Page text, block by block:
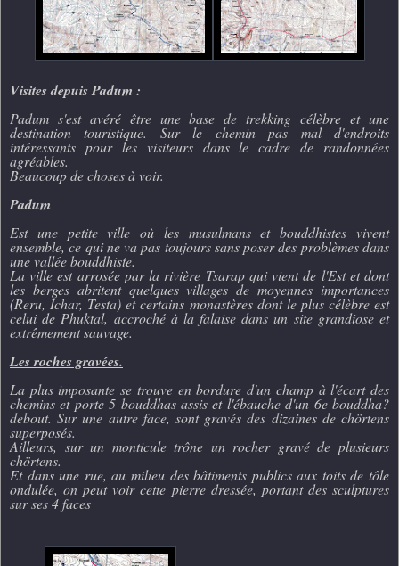
Visites depuis Padum :
Padum s'est avéré être une base de trekking célèbre et une
destination touristique. Sur le chemin pas mal d'endroits
intéressants pour les visiteurs dans le cadre de randonnées
agréables.
Beaucoup de choses à voir.
Padum
Est une petite ville où les musulmans et bouddhistes vivent
ensemble, ce qui ne va pas toujours sans poser des problèmes dans
une vallée bouddhiste.
La ville est arrosée par la rivière Tsarap qui vient de l'Est et dont
les berges abritent quelques villages de moyennes importances
(Reru, Ichar, Testa) et certains monastères dont le plus célèbre est
celui de Phuktal, accroché à la falaise dans un site grandiose et
extrêmement sauvage.
Les roches gravées.
La plus imposante se trouve en bordure d'un champ à l'écart des
chemins et porte 5 bouddhas assis et l'ébauche d'un 6e bouddha?
debout. Sur une autre face, sont gravés des dizaines de chörtens
superposés.
Ailleurs, sur un monticule trône un rocher gravé de plusieurs
chörtens.
Et dans une rue, au milieu des bâtiments publics aux toits de tôle
ondulée, on peut voir cette pierre dressée, portant des sculptures
sur ses 4 faces